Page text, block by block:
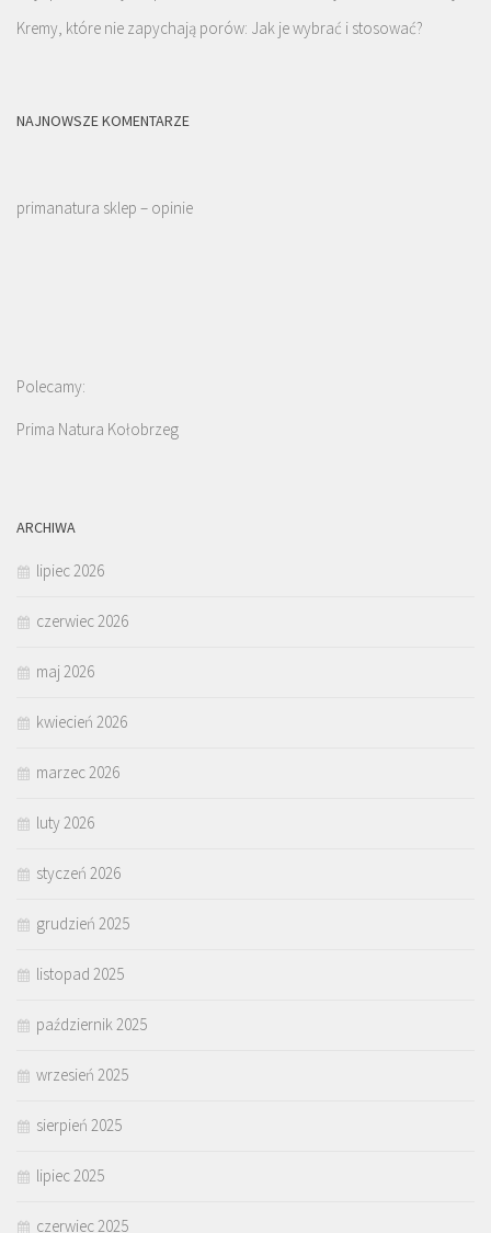
Kremy, które nie zapychają porów: Jak je wybrać i stosować?
NAJNOWSZE KOMENTARZE
primanatura sklep – opinie
Polecamy:
Prima Natura Kołobrzeg
ARCHIWA
lipiec 2026
czerwiec 2026
maj 2026
kwiecień 2026
marzec 2026
luty 2026
styczeń 2026
grudzień 2025
listopad 2025
październik 2025
wrzesień 2025
sierpień 2025
lipiec 2025
czerwiec 2025